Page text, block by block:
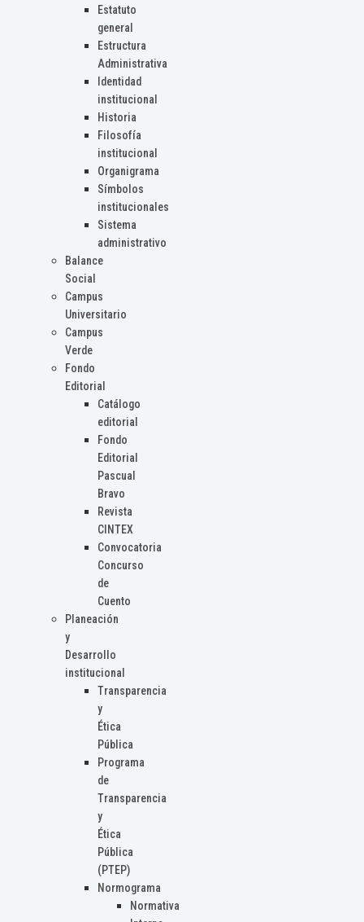
Estatuto
general
Estructura
Administrativa
Identidad
institucional
Historia
Filosofía
institucional
Organigrama
Símbolos
institucionales
Sistema
administrativo
Balance
Social
Campus
Universitario
Campus
Verde
Fondo
Editorial
Catálogo
editorial
Fondo
Editorial
Pascual
Bravo
Revista
CINTEX
Convocatoria
Concurso
de
Cuento
Planeación
y
Desarrollo
institucional
Transparencia
y
Ética
Pública
Programa
de
Transparencia
y
Ética
Pública
(PTEP)
Normograma
Normativa